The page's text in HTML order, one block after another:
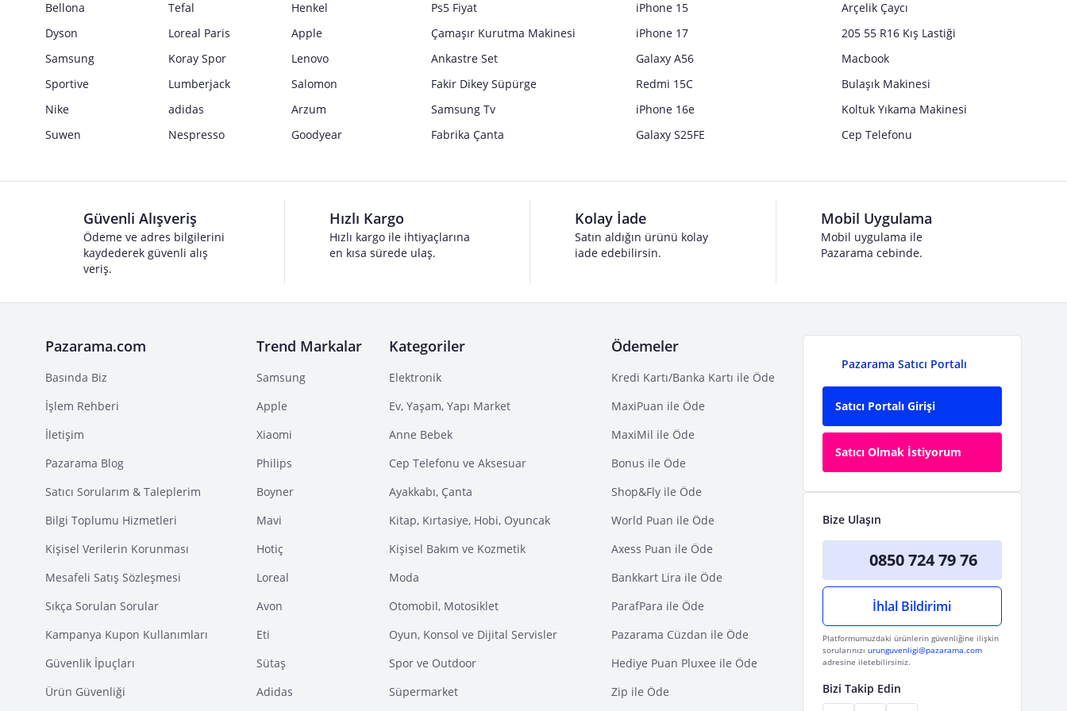
Bellona
Tefal
Henkel
Dyson
Loreal Paris
Apple
Samsung
Koray Spor
Lenovo
Sportive
Lumberjack
Salomon
Nike
adidas
Arzum
Suwen
Nespresso Goodyear
Ps5 Fiyat
Çamaşır Kurutma Makinesi
Ankastre Set
Fakir Dikey Süpürge
Samsung Tv
Fabrika Çanta
iPhone 15
iPhone 17
Galaxy A56
Redmi 15C
iPhone 16e
Galaxy S25FE
Arçelik Çaycı
205 55 R16 Kış Lastiği
Macbook
Bulaşık Makinesi
Koltuk Yıkama Makinesi
Cep Telefonu
Güvenli Alışveriş
Ödeme ve adres bilgilerini
kaydederek güvenli alış
veriş.
Hızlı Kargo
Hızlı kargo ile ihtiyaçlarına
en kısa sürede ulaş.
Kolay İade
Satın aldığın ürünü kolay
iade edebilirsin.
Mobil Uygulama
Mobil uygulama ile
Pazarama cebinde.
Pazarama.com
Basında Biz
İşlem Rehberi
İletişim
Pazarama Blog
Satıcı Sorularım & Taleplerim
Bilgi Toplumu Hizmetleri
Kişisel Verilerin Korunması
Mesafeli Satış Sözleşmesi
Sıkça Sorulan Sorular
Kampanya Kupon Kullanımları
Güvenlik İpuçları
Ürün Güvenliği
Trend Markalar
Samsung
Apple
Xiaomi
Philips
Boyner
Mavi
Hotiç
Loreal
Avon
Eti
Sütaş
Adidas
Kategoriler
Elektronik
Ev, Yaşam, Yapı Market
Anne Bebek
Cep Telefonu ve Aksesuar
Ayakkabı, Çanta
Kitap, Kırtasiye, Hobi, Oyuncak
Kişisel Bakım ve Kozmetik
Moda
Otomobil, Motosiklet
Oyun, Konsol ve Dijital Servisler
Spor ve Outdoor
Süpermarket
Ödemeler
Kredi Kartı/Banka Kartı ile Öde
MaxiPuan ile Öde
MaxiMil ile Öde
Bonus ile Öde
Shop&Fly ile Öde
World Puan ile Öde
Axess Puan ile Öde
Bankkart Lira ile Öde
ParafPara ile Öde
Pazarama Cüzdan ile Öde
Hediye Puan Pluxee ile Öde
Zip ile Öde
Pazarama Satıcı Portalı
Satıcı Portalı Girişi
Satıcı Olmak İstiyorum
Bize Ulaşın
0850 724 79 76
İhlal Bildirimi
Platformumuzdaki ürünlerin güvenliğine ilişkin
sorularınızı urunguvenligi@pazarama.com
adresine iletebilirsiniz.
Bizi Takip Edin